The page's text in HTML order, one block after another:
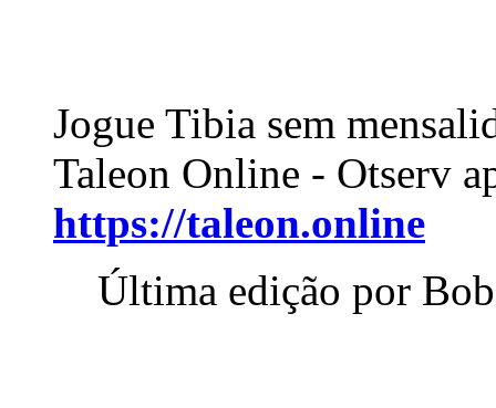
Jogue Tibia sem
Taleon Online - Otserv
https://taleon.online
Última edição por